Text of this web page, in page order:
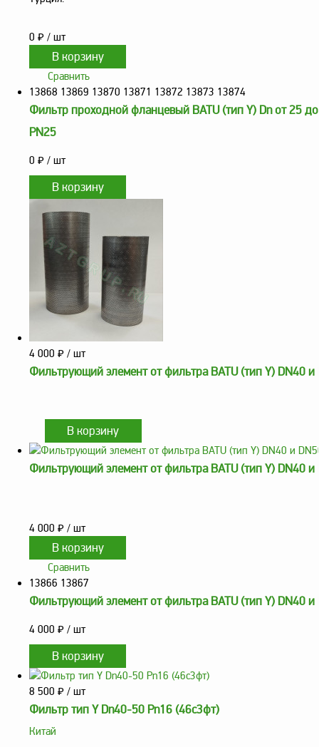
0 ₽ / шт
Сравнить
13868 13869 13870 13871 13872 13873 13874
Фильтр проходной фланцевый BATU (тип Y) Dn от 25
PN25
0 ₽ / шт
4 000 ₽ / шт
Фильтрующий элемент от фильтра BATU (тип Y) DN40 и
Фильтрующий элемент от фильтра BATU (тип Y) DN40 и
4 000 ₽ / шт
Сравнить
13866 13867
Фильтрующий элемент от фильтра BATU (тип Y) DN40 и
4 000 ₽ / шт
8 500 ₽ / шт
Фильтр тип Y Dn40-50 Рn16 (46с3фт)
Китай